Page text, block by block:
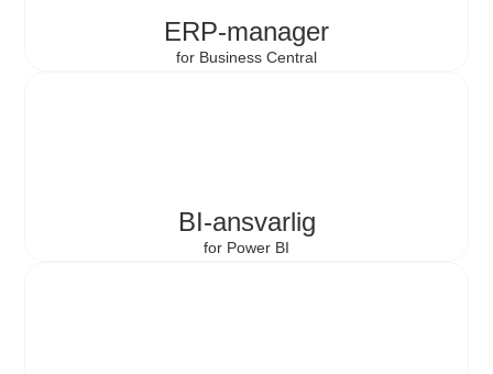
ERP-manager
for Business Central
BI-ansvarlig
for Power BI